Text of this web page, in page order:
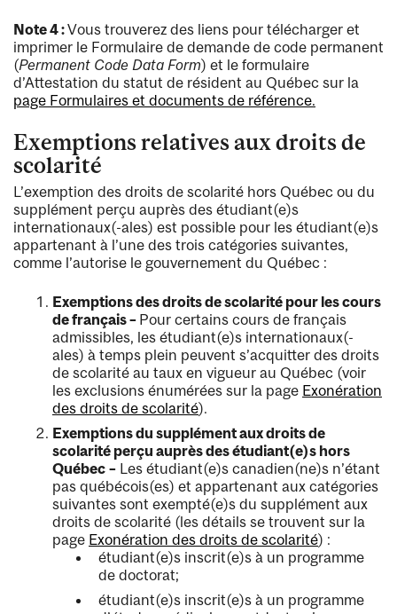
Note 4 :Vous trouverez des liens pour télécharger et
imprimer le Formulaire de demande de code permanent
(Permanent Code Data Form) et le formulaire
d’Attestation du statut de résident au Québec sur la
page Formulaires et documents de référence.
Exemptions relatives aux droits de
scolarité
L’exemption des droits de scolarité hors Québec ou du
supplément perçu auprès des étudiant(e)s
internationaux(-ales) est possible pour les étudiant(e)s
appartenant à l’une des trois catégories suivantes,
comme l’autorise le gouvernement du Québec :
Exemptions des droits de scolarité pour les cours
de français – Pour certains cours de français
admissibles, les étudiant(e)s internationaux(-
ales) à temps plein peuvent s’acquitter des droits
de scolarité au taux en vigueur au Québec (voir
les exclusions énumérées sur la page Exonération
des droits de scolarité).
Exemptions du supplément aux droits de
scolarité perçu auprès des étudiant(e)s hors
Québec – Les étudiant(e)s canadien(ne)s n’étant
pas québécois(es) et appartenant aux catégories
suivantes sont exempté(e)s du supplément aux
droits de scolarité (les détails se trouvent sur la
page Exonération des droits de scolarité) :
étudiant(e)s inscrit(e)s à un programme
de doctorat;
étudiant(e)s inscrit(e)s à un programme